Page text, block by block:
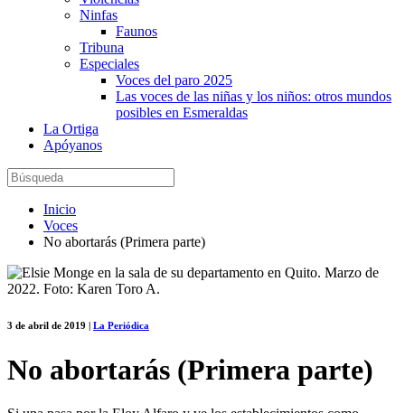
Ninfas
Faunos
Tribuna
Especiales
Voces del paro 2025
Las voces de las niñas y los niños: otros mundos
posibles en Esmeraldas
La Ortiga
Apóyanos
Inicio
Voces
No abortarás (Primera parte)
3 de abril de 2019 | La Periódica
No abortarás (Primera parte)